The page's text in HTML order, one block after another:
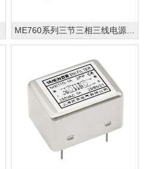
ME760系列三节三相三线电源滤
波器